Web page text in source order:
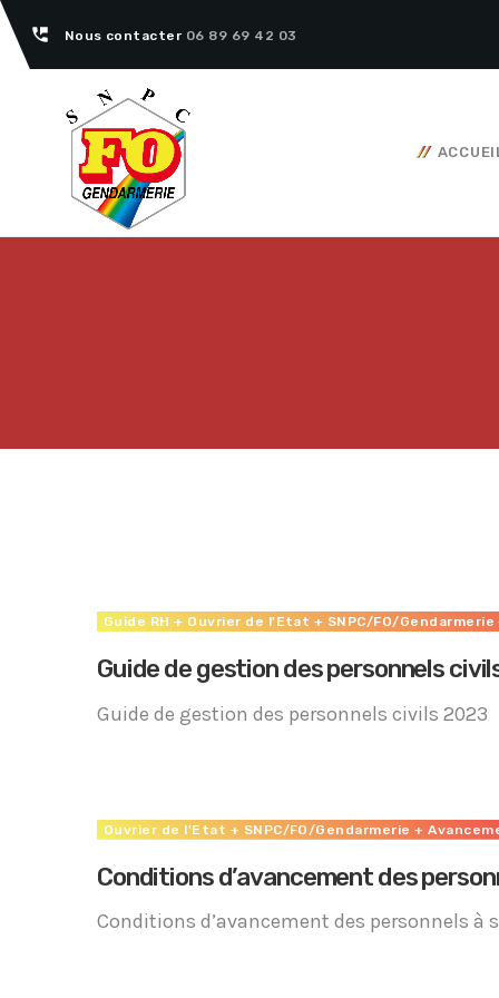
perm_phone_msg Nous contacter 06 89 69 42 03
Accéder
Guide RH + Ouvrier de l'Etat + SNPC/FO/Gendarmerie
Guide de gestion des personnels
Guide de gestion des personnels civils 2023
Ouvrier de l'Etat + SNPC/FO/Gendarmerie +
Conditions d’avancement des
Conditions d’avancement des personnels à